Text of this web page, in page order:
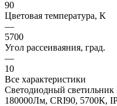
90
Цветовая температура, К
—
5700
Угол рассеиваяния, град.
—
10
Все характеристики
Светодиодный
180000Лм, CRI90, 5700К,